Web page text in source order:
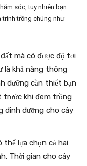
sóc, tuy nhiên bạn
trồng chúng như
mà có được độ tơi
là khả năng thông
dưỡng cần thiết bạn
trước khi đem trồng
dinh dưỡng cho cây
thể lựa chọn cả hai
Thời gian cho cây